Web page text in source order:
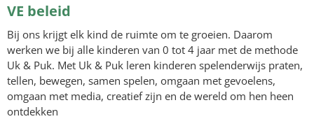
VE beleid
Bij ons krijgt elk kind de ruimte om te groeien. Daarom
werken we bij alle kinderen van 0 tot 4 jaar met de methode
Uk & Puk. Met Uk & Puk leren kinderen spelenderwijs praten,
tellen, bewegen, samen spelen, omgaan met gevoelens,
omgaan met media, creatief zijn en de wereld om hen heen
ontdekken